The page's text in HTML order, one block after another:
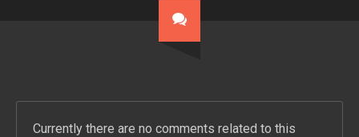
Currently there are no comments related to this